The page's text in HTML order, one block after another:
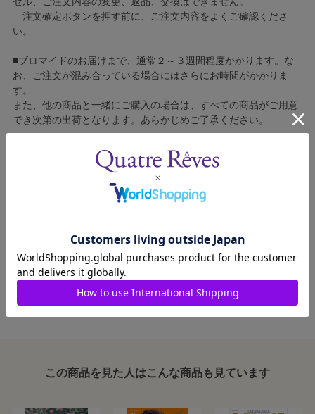
注文確定ボタンを押す前に、ご注文内容をよくご確認くださ
い。
■ブロマイドのお届けまで、通常２～３週間程度かかります。な
お、ご注文が混み合っている場合にはさらにお時間がかかりま
す。
また、他の商品と一緒にご購入の場合は、すべての商品がご用意
でき次第の出荷となります。あらかじめご了承ください。
■コンビニ決済をご利用の場合はご入金確認後の製造となりま
■ブロマイドの個包装はしておりません。
■ブロマイドに不良がございましたら、良品と交換いたしますの
で、お手数ですが弊社カスタマーセンターへご連絡ください。
1609311-011
この商品を見た人はこんな商品も見ています